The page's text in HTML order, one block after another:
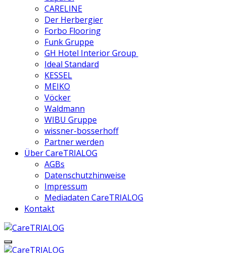
CARELINE
Der Herbergier
Forbo Flooring
Funk Gruppe
GH Hotel Interior Group
Ideal Standard
KESSEL
MEIKO
Vöcker
Waldmann
WIBU Gruppe
wissner-bosserhoff
Partner werden
Über CareTRIALOG
AGBs
Datenschutzhinweise
Impressum
Mediadaten CareTRIALOG
Kontakt